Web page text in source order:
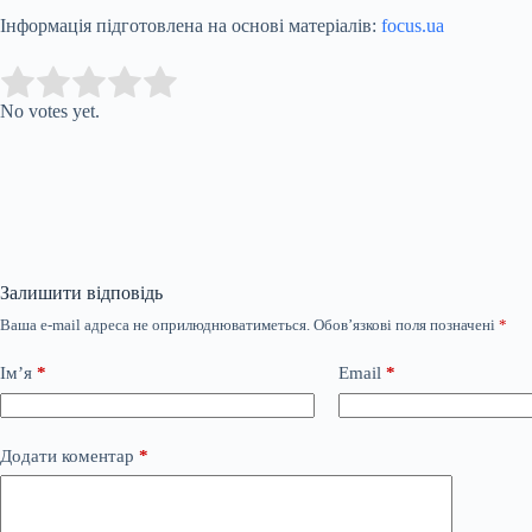
Інформація підготовлена на основі матеріалів: focus.ua
Rate this item:
No votes yet.
Залишити відповідь
Ваша e-mail адреса не оприлюднюватиметься. Обов’язкові поля позначені *
Ім’я * Email *
Додати коментар *